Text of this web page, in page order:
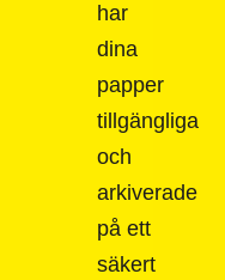
har
dina
papper
tillgängliga
och
arkiverade
på ett
säkert